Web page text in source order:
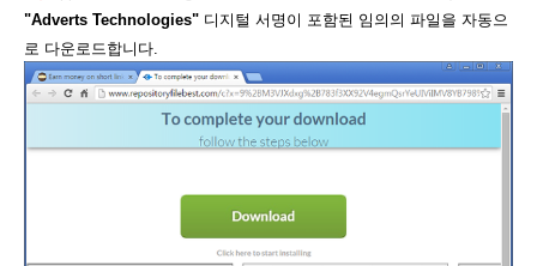
"Adverts Technologies" 디지털 서명이 포함된 임의의 파일을 자동으
로 다운로드합니다.